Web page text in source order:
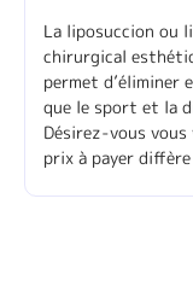
La liposuccion ou
chirurgical
permet d’éliminer
que le sport et la
Désirez-vous vous
prix à payer